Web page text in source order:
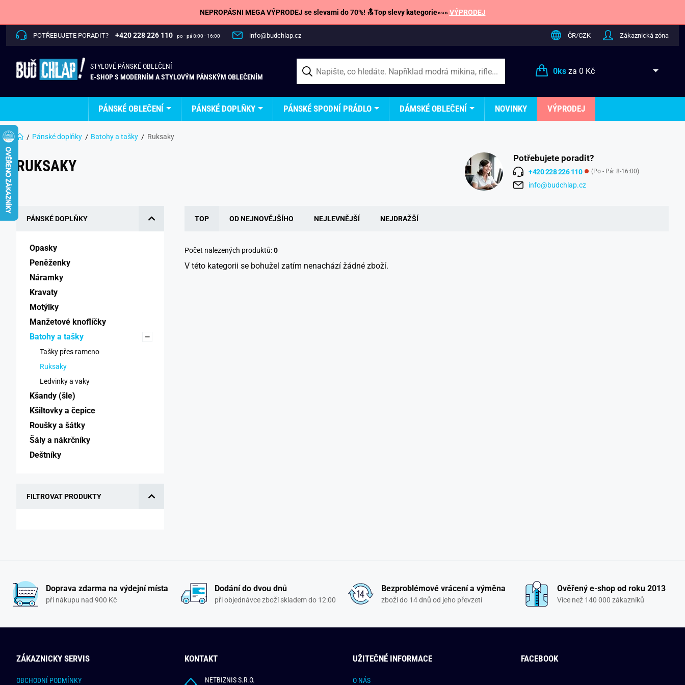
NEPROPÁSNI MEGA VÝPRODEJ se slevami do 70%! 🔝Top slevy kategorie»»»VÝPRODEJ
POTŘEBUJETE PORADIT? +420 228 226 110 po - pá 8:00 - 16:00 info@budchlap.cz ČR/CZK Zákaznická zóna
STYLOVÉ PÁNSKÉ OBLEČENÍ
E-SHOP S MODERNÍM A STYLOVÝM PÁNSKÝM OBLEČENÍM
0ksza 0 Kč
PÁNSKÉ OBLEČENÍ PÁNSKÉ DOPLŇKY PÁNSKÉ SPODNÍ PRÁDLO DÁMSKÉ OBLEČENÍ NOVINKY VÝPRODEJ
Pánské doplňky Batohy a tašky Ruksaky
RUKSAKY Potřebujete poradit?
+420 228 226 110 (Po - Pá: 8-16:00)
info@budchlap.cz
PÁNSKÉ DOPLŇKY
Opasky
Peněženky
Náramky
Kravaty
Motýlky
Manžetové knoflíčky
Batohy a tašky
Tašky přes rameno
Ruksaky
Ledvinky a vaky
Kšandy (šle)
Kšiltovky a čepice
Roušky a šátky
Šály a nákrčníky
Deštníky
FILTROVAT PRODUKTY
TOP OD NEJNOVĚJŠÍHO NEJLEVNĚJŠÍ NEJDRAŽŠÍ
Počet nalezených produktů:0
V této kategorii se bohužel zatím nenachází žádné zboží.
Doprava zdarma na výdejní místa
při nákupu nad 900 Kč
Dodání do dvou dnů
při objednávce zboží skladem do 12:00
Bezproblémové vrácení a výměna
zboží do 14 dnů od jeho převzetí
Ověřený e-shop od roku 2013
Více než 140 000 zákazníků
ZÁKAZNICKY SERVIS
OBCHODNÍ PODMÍNKY
KONTAKT
NETBIZNIS S.R.O.
UŽITEČNÉ INFORMACE
O NÁS
FACEBOOK